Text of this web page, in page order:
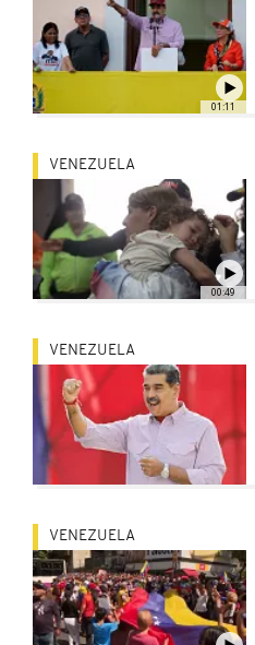
01:11
00:49
VENEZUELA
VENEZUELA
VENEZUELA